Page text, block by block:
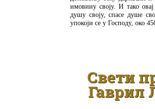
имовину своју. И тако
душу своју, спасе душе
упокоји се у Господу, око
Свети
Гаврил